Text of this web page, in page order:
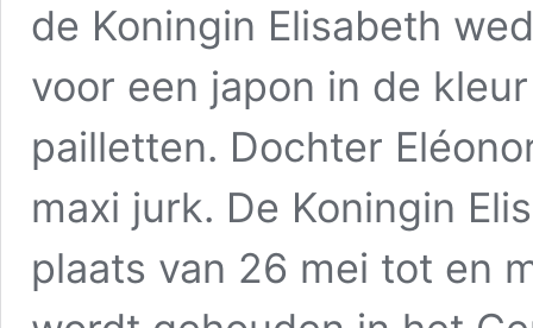
de Koningin Elisabeth
voor een japon in de
pailletten. Dochter
maxi jurk. De Koningin
plaats van 26 mei tot en